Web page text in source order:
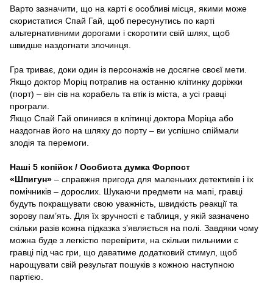
Варто зазначити, що на карті є особливі місця, якими може
скористатися Спай Гай, щоб пересунутись по карті
альтернативними дорогами і скоротити свій шлях, щоб
швидше наздогнати злочинця.
Гра триває, доки один із персонажів не досягне своєї мети.
Якщо доктор Моріц потрапив на останню клітинку доріжки
(порт) – він сів на корабель та втік із міста, а усі гравці
програли.
Якщо Спай Гай опинився в клітинці доктора Моріца або
наздогнав його на шляху до порту – ви успішно спіймали
злодія та перемоги.
Наші 5 копійок / Особиста думка Форпост
«Шпигун» – справжня пригода для маленьких детективів і їх
помічників – дорослих. Шукаючи предмети на мапі, гравці
будуть покращувати свою уважність, швидкість реакції та
зорову пам’ять. Для їх зручності є таблиця, у якій зазначено
скільки разів кожна підказка з’являється на полі. Завдяки чому
можна буде з легкістю перевірити, на скільки пильними є
гравці під час гри, що даватиме додатковий стимул, щоб
нарощувати свій результат пошуків з кожною наступною
партією.